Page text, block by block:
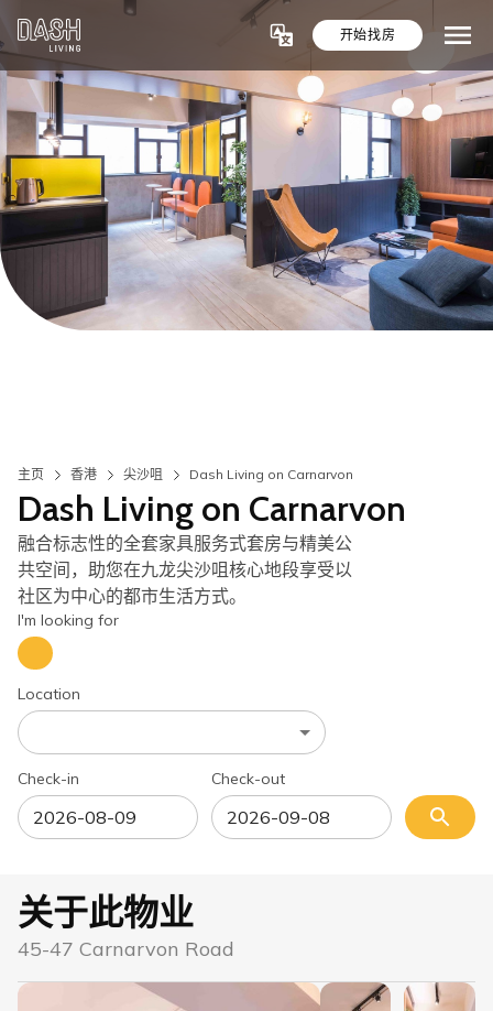
开始找房
主页 香港 尖沙咀 Dash Living on Carnarvon
Dash Living on Carnarvon
融合标志性的全套家具服务式套房与精美公
共空间，助您在九龙尖沙咀核心地段享受以
社区为中心的都市生活方式。
I'm looking for
Location
Check-in Check-out
关于此物业
45-47 Carnarvon Road